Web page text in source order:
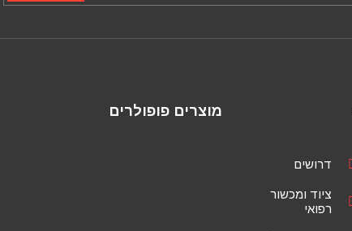
דרושים
ציוד ומכשור
רפואי
מוצרים פופולרים